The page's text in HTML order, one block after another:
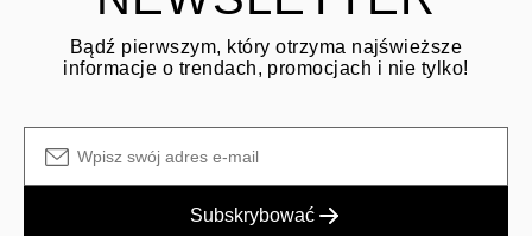
Bądź pierwszym, który otrzyma najświeższe
informacje o trendach, promocjach i nie tylko!
Subskrybować